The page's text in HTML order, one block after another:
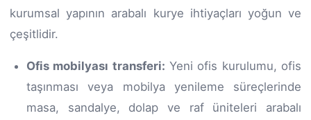
kurumsal yapının arabalı kurye ihtiyaçları yoğun ve
çeşitlidir.
Ofis mobilyası transferi: Yeni ofis kurulumu, ofis
taşınması veya mobilya yenileme süreçlerinde
masa, sandalye, dolap ve raf üniteleri arabalı